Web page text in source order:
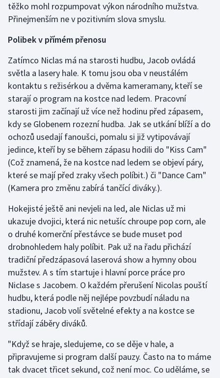
Jezdectví
Krasobruslení
Lezení
Lyže a snowboard
Moderní pětiboj
Motorsport
Olympijské hry
Plavání
Plážový volejbal
Ragby
Rychlobruslení
Rychlostní kanoistika
Short track
Sportovní střelba
těžko mohl rozpumpovat výkon národního mužstva.
Přinejmenším ne v pozitivním slova smyslu.
Polibek v přímém přenosu
Zatímco Niclas má na starosti hudbu, Jacob ovládá
světla a lasery hale. K tomu jsou oba v neustálém
kontaktu s režisérkou a dvěma kameramany, kteří se
starají o program na kostce nad ledem. Pracovní
starosti jim začínají už více než hodinu před zápasem,
kdy se Globenem rozezní hudba. Jak se utkání blíží a do
ochozů usedají fanoušci, pomalu si již vytipovávají
jedince, kteří by se během zápasu hodili do "Kiss Cam"
(Což znamená, že na kostce nad ledem se objeví páry,
které se mají před zraky všech políbit.) či "Dance Cam"
(Kamera pro změnu zabírá tančící diváky.).
Hokejisté ještě ani nevjeli na led, ale Niclas už mi
ukazuje dvojici, která nic netušíc chroupe pop corn, ale
o druhé komerční přestávce se bude muset pod
drobnohledem haly políbit. Pak už na řadu přichází
tradiční předzápasová laserová show a hymny obou
mužstev. A s tím startuje i hlavní porce práce pro
Niclase s Jacobem. O každém přerušení Nicolas pouští
hudbu, která podle něj nejlépe povzbudí náladu na
stadionu, Jacob volí světelné efekty a na kostce se
střídají záběry diváků.
"Když se hraje, sledujeme, co se děje v hale, a
připravujeme si program další pauzy. Často na to máme
tak dvacet třicet sekund, což není moc. Co uděláme, se